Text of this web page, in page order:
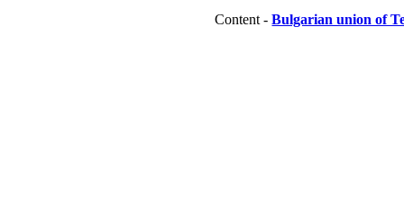
Content -Bulgarian union of